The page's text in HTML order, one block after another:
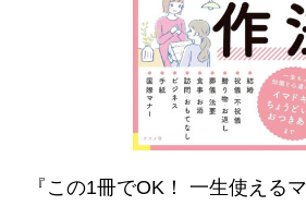
『この1冊でOK！ 一生使える